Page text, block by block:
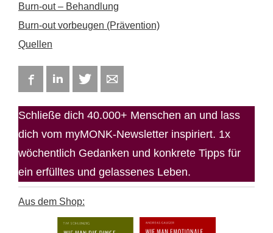
Burn-out – Behandlung
Burn-out vorbeugen (Prävention)
Quellen
FacebookLinkedIn Twitter
Schließe dich 40.000+ Menschen an und lass
dich vom myMONK-Newsletter inspiriert. 1x
wöchentlich Gedanken und konkrete Tipps für
ein erfülltes und gelassenes Leben.
Aus dem Shop: